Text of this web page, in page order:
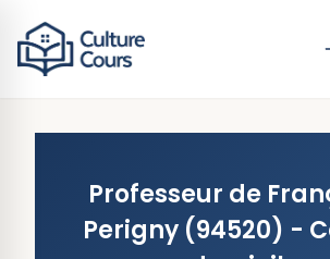
Professeur de
Perigny(94520) -